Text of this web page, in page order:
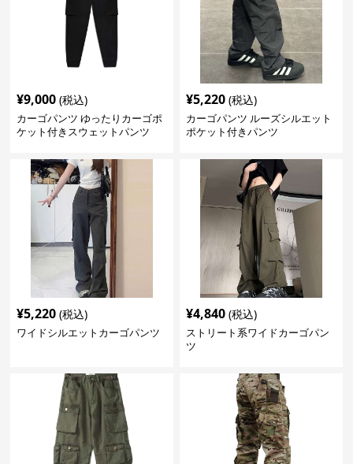
¥9,000 (税込)
カーゴパンツ ゆったりカーゴポ
ケット付きスウェットパンツ
¥5,220 (税込)
カーゴパンツ ルーズシルエット
ポケット付きパンツ
¥5,220 (税込)
ワイドシルエットカーゴパンツ
¥4,840 (税込)
ストリート系ワイドカーゴパン
ツ